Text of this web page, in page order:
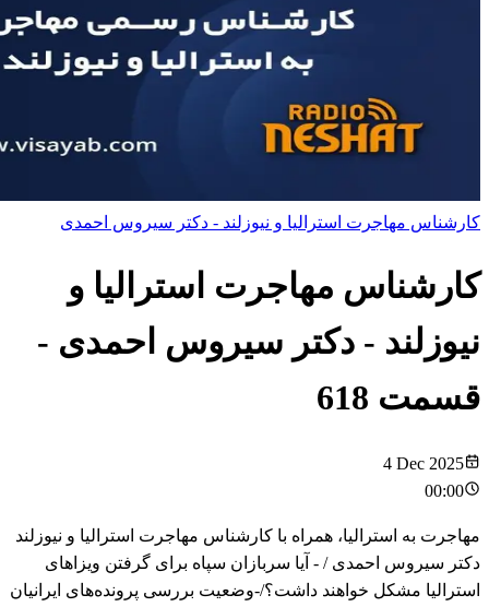
کارشناس مهاجرت استرالیا و نیوزلند - دکتر سیروس احمدی
کارشناس مهاجرت استرالیا و
نیوزلند - دکتر سیروس احمدی -
قسمت 618
4 Dec 2025
00:00
مهاجرت به استرالیا، همراه با کارشناس مهاجرت استرالیا و نیوزلند
دکتر سیروس احمدی / - آیا سربازان سپاه برای گرفتن ویزاهای
استرالیا مشکل خواهند داشت؟/-وضعیت بررسی پرونده‌های ایرانیان